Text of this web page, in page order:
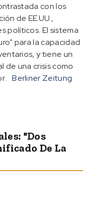
con los
de EE.UU.,
políticos. El sistema
para la capacidad
y tiene un
de una crisis como
Berliner Zeitung
"dos
De La